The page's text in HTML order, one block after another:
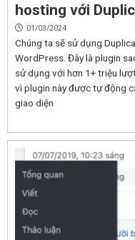
hosting với
01/03/2024
Chúng ta sẽ sử dụng
WordPress. Đây là plugin
sử dụng với hơn 1+ triệu
vì plugin này được tự động
giao diện